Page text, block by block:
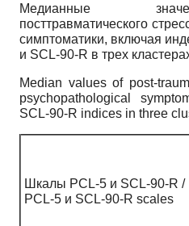
Медианные
посттравматического
симптоматики, включая
и SCL-90-R в трех
Median values of post-
psychopathological
SCL-90-R indices in three
Шкалы PCL-5 и SCL-90-R /
PCL-5 и SCL-90-R scales